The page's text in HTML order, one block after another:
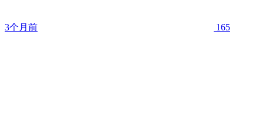
3个月前 165